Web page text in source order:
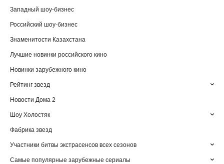
Западный шоу-бизнес
Российский шоу-бизнес
Знаменитости Казахстана
Лучшие новинки российского кино
Новинки зарубежного кино
Рейтинг звезд
Новости Дома 2
Шоу Холостяк
Фабрика звезд
Участники битвы экстрасенсов всех сезонов
Самые популярные зарубежные сериалы